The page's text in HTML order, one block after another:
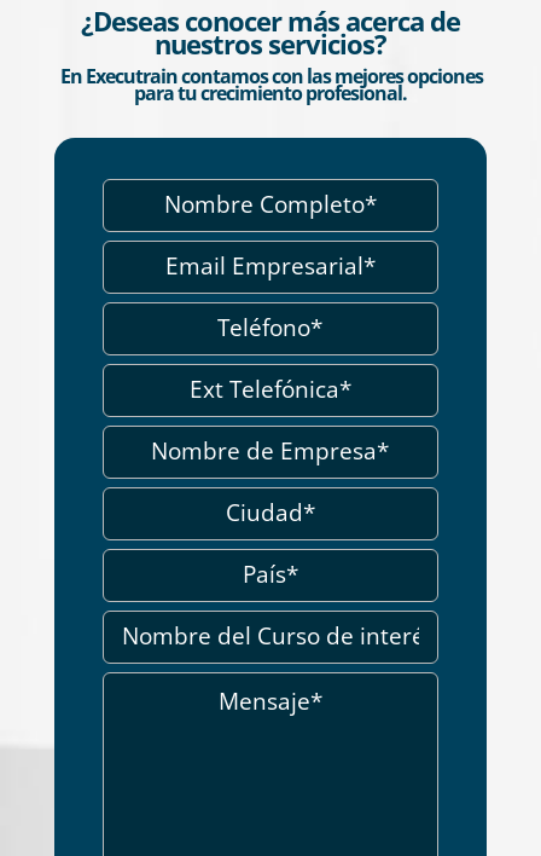
¿Deseas conocer más acerca de
nuestros servicios?
En Executrain contamos con las mejores opciones
para tu crecimiento profesional.